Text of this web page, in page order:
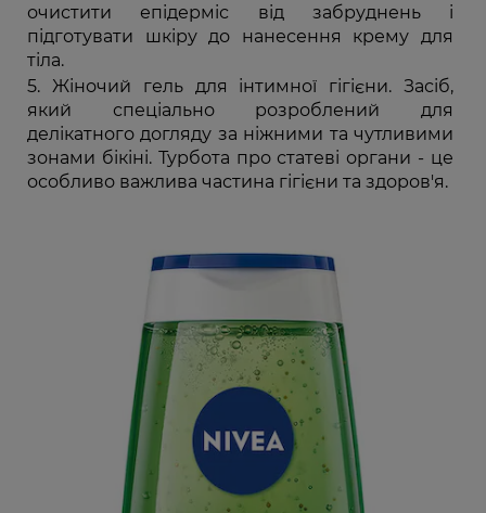
очистити епідерміс від забруднень і
підготувати шкіру до нанесення крему для
тіла.
Жіночий гель для інтимної гігієни. Засіб,
який спеціально розроблений для
делікатного догляду за ніжними та чутливими
зонами бікіні. Турбота про статеві органи - це
особливо важлива частина гігієни та здоров'я.